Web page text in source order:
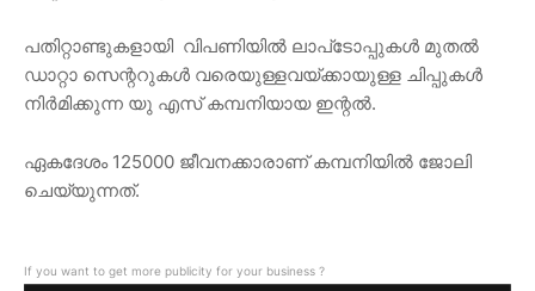
പതിറ്റാണ്ടുകളായി വിപണിയിൽ ലാപ്‌ടോപ്പുകൾ മുതൽ
ഡാറ്റാ സെന്ററുകൾ വരെയുള്ളവയ്ക്കായുള്ള ചിപ്പുകൾ
നിർമിക്കുന്ന യു എസ് കമ്പനിയായ ഇന്റൽ.
ഏകദേശം 125000 ജീവനക്കാരാണ് കമ്പനിയിൽ ജോലി
ചെയ്യുന്നത്.
If you want to get more publicity for your business ?